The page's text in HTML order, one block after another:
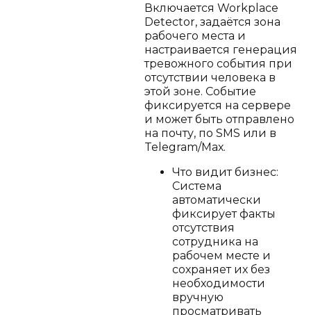
Включается Workplace
Detector, задаётся зона
рабочего места и
настраивается генерация
тревожного события при
отсутствии человека в
этой зоне. Событие
фиксируется на сервере
и может быть отправлено
на почту, по SMS или в
Telegram/Мах.
Что видит бизнес:
Система
автоматически
фиксирует факты
отсутствия
сотрудника на
рабочем месте и
сохраняет их без
необходимости
вручную
просматривать